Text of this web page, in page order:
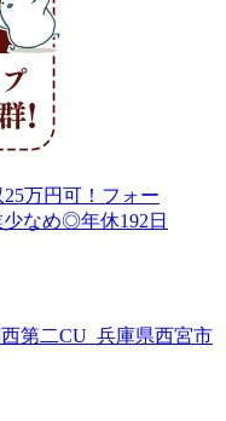
25万円可！フォー
なめ◎年休192日
第二CU_兵庫県西宮市